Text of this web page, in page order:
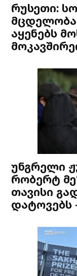
რუსეთი:
მცდელობა
აყენებს
უნგრელი
რობერტ
თავისი
დატოვებს